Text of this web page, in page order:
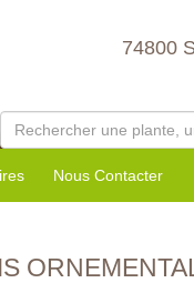
74800
Nous Contacter